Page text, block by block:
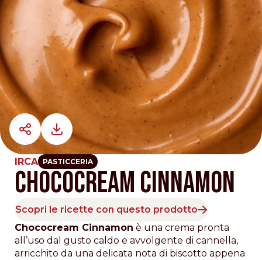
IRCA PASTICCERIA
CHOCOCREAM CINNAMON
Scopri le ricette con questo prodotto
Chococream Cinnamon è una crema pronta
all’uso dal gusto caldo e avvolgente di cannella,
arricchito da una delicata nota di biscotto appena